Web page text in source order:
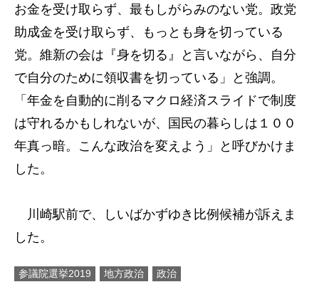
お金を受け取らず、最もしがらみのない党。政党
助成金を受け取らず、もっとも身を切っている
党。維新の会は『身を切る』と言いながら、自分
で自分のために領収書を切っている」と強調。
「年金を自動的に削るマクロ経済スライドで制度
は守れるかもしれないが、国民の暮らしは１００
年真っ暗。こんな政治を変えよう」と呼びかけま
した。
川崎駅前で、しいばかずゆき比例候補が訴えま
した。
参議院選挙2019 地方政治 政治